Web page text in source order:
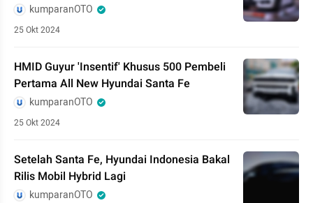
kumparanOTO
25 Okt 2024
HMID Guyur 'Insentif' Khusus 500 Pembeli
Pertama All New Hyundai Santa Fe
kumparanOTO
25 Okt 2024
Setelah Santa Fe, Hyundai Indonesia Bakal
Rilis Mobil Hybrid Lagi
kumparanOTO